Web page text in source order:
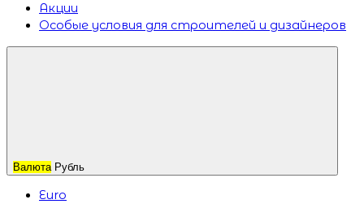
Акции
Особые условия для строителей и дизайнеров
Валюта Рубль
Euro